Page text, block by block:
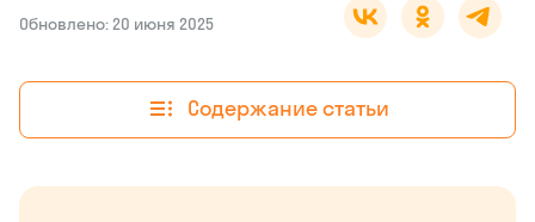
Обновлено: 20 июня 2025
Содержание статьи